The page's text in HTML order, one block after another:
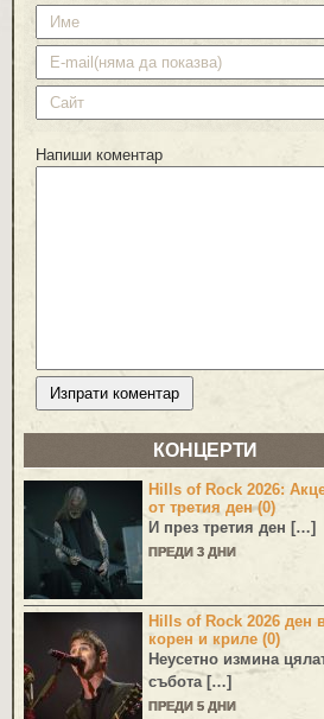
Напиши коментар
КОНЦЕРТИ
Hills of Rock 2026:
от третия ден (0)
И през третия ден […]
ПРЕДИ 3 ДНИ
Hills of Rock 2026 ден
корен и криле (0)
Неусетно измина
събота […]
ПРЕДИ 5 ДНИ